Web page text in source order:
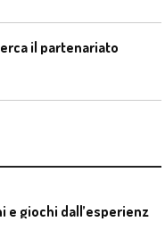
il partenariato